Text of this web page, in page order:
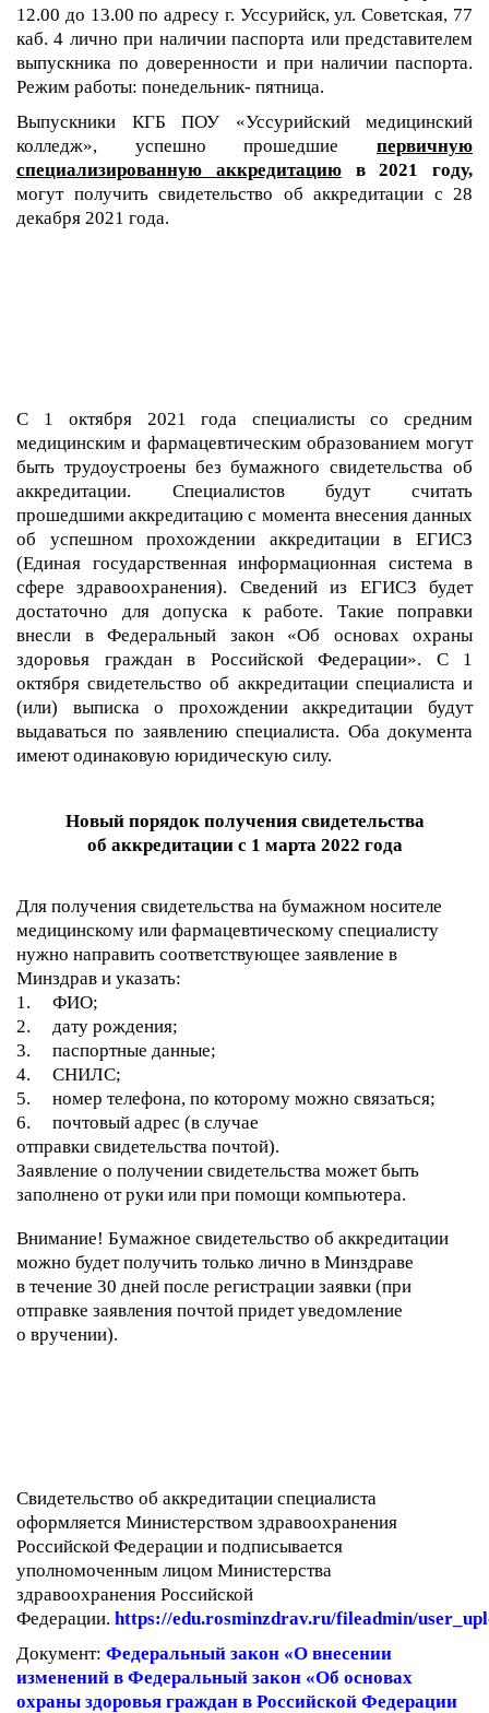
12.00 до 13.00 по адресу г. Уссурийск, ул. Советская, 77
каб. 4 лично при наличии паспорта или представителем
выпускника по доверенности и при наличии паспорта.
Режим работы: понедельник- пятница.
Выпускники КГБ ПОУ «Уссурийский медицинский
колледж», успешно прошедшие первичную
специализированную аккредитацию
в 2021 году,
могут получить свидетельство об аккредитации с 28
декабря 2021 года.
С 1 октября 2021 года специалисты со средним
медицинским и фармацевтическим образованием могут
быть трудоустроены без бумажного свидетельства об
аккредитации. Специалистов будут считать
прошедшими аккредитацию с момента внесения данных
об успешном прохождении аккредитации в ЕГИСЗ
(Единая государственная информационная система в
сфере здравоохранения). Сведений из ЕГИСЗ будет
достаточно для допуска к работе. Такие поправки
внесли в Федеральный закон «Об основах охраны
здоровья граждан в Российской Федерации». С 1
октября свидетельство об аккредитации специалиста и
(или) выписка о прохождении аккредитации будут
выдаваться по заявлению специалиста. Оба документа
имеют одинаковую юридическую силу.
Новый порядок получения свидетельства
об аккредитации с 1 марта 2022 года
Для получения свидетельства на бумажном носителе
медицинскому или фармацевтическому специалисту
нужно направить соответствующее заявление в
Минздрав и указать:
1. ФИО;
2. дату рождения;
3. паспортные данные;
4. СНИЛС;
5. номер телефона, по которому можно связаться;
6. почтовый адрес (в случае
отправки свидетельства почтой).
Заявление о получении свидетельства может быть
заполнено от руки или при помощи компьютера.
Внимание! Бумажное свидетельство об аккредитации
можно будет получить только лично в Минздраве
в течение 30 дней после регистрации заявки (при
отправке заявления почтой придет уведомление
о вручении).
Свидетельство об аккредитации специалиста
оформляется Министерством здравоохранения
Российской Федерации и подписывается
уполномоченным лицом Министерства
здравоохранения Российской
Федерации. https://edu.rosminzdrav.ru/fileadmin/
Документ: Федеральный закон «О внесении
изменений в Федеральный закон «Об основах
охраны здоровья граждан в Российской Федерации